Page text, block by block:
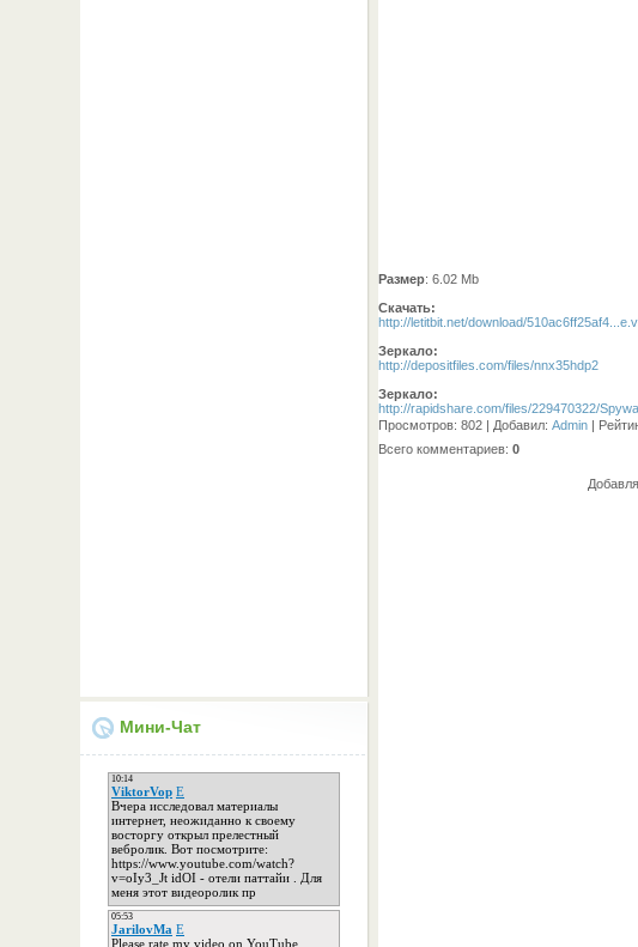
Мини-Чат
Размер: 6.02 Mb
Скачать:
http://letitbit.net/download/
Зеркало:
http://depositfiles.com/files/nnx35hdp2
Зеркало:
http://rapidshare.com/files/229470322/
Просмотров: 802 | Добавил:Admin |
Всего комментариев:0